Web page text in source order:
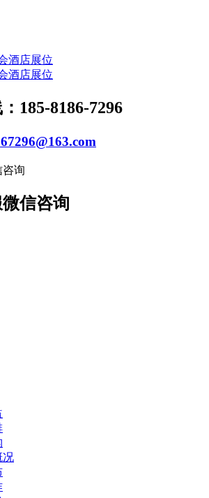
酒店展位
酒店展位
185-8186-7296
信咨询
况